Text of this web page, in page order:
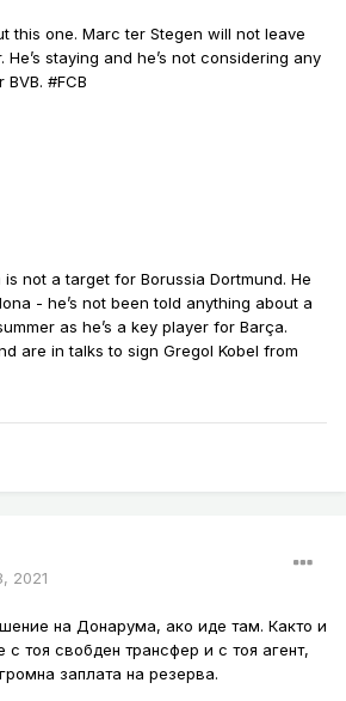
this one. Marc ter Stegen will not leave
He’s staying and he’s not considering any
#FCB
not a target for Borussia Dortmund. He
- he’s not been told anything about a
as he’s a key player for Barça.
are in talks to sign Gregol Kobel from
2021
на Донарума, ако иде там. Както и
тоя свобден трансфер и с тоя агент,
заплата на резерва.